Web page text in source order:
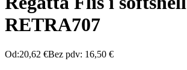
RETRA707
Od:20,62 €Bez pdv: 16,50 €